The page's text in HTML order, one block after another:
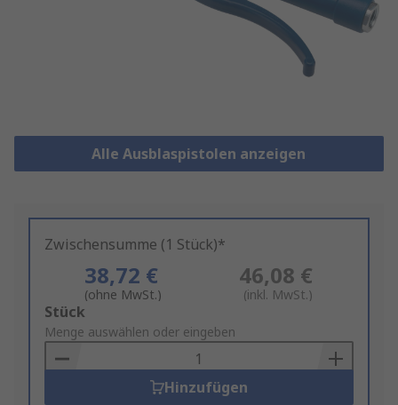
Alle Ausblaspistolen anzeigen
Zwischensumme (1 Stück)*
38,72 €
(ohne MwSt.)
46,08 €
(inkl. MwSt.)
Add
to
Basket
Stück
Menge auswählen oder eingeben
Hinzufügen